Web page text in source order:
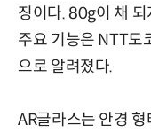
징이다. 80g이 채
주요 기능은 NTT도
으로 알려졌다.
AR글라스는 안경